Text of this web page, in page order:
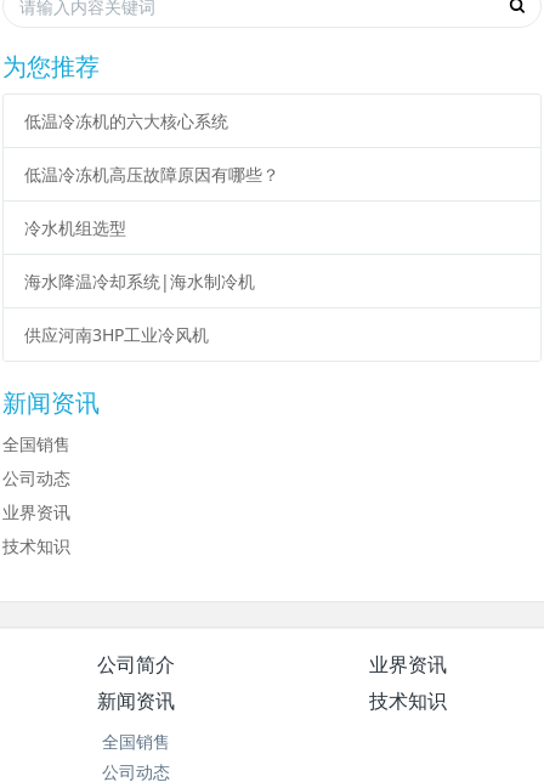
为您推荐
低温冷冻机的六大核心系统
低温冷冻机高压故障原因有哪些？
冷水机组选型
海水降温冷却系统|海水制冷机
供应河南3HP工业冷风机
新闻资讯
全国销售
公司动态
业界资讯
技术知识
公司简介
业界资讯
新闻资讯
全国销售
公司动态
技术知识